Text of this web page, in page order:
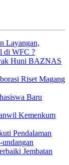
Layangan,
di WFC ?
Huni BAZNAS
Riset Magang
Baru
Kemenkum
Pendalaman
undangan
Jembatan